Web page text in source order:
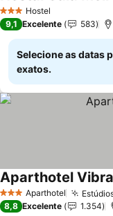
3 EstrelasHostel
9,1 Excelente 583
Selecione as datas
exatos.
3 EstrelasAparthotel
Aparthotel
8,8 Excelente 1.354